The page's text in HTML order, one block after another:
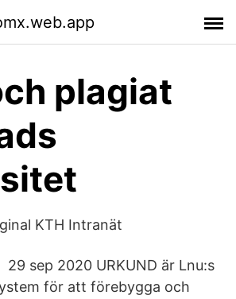
plagiat
KTH Intranät
29 sep 2020 URKUND är Lnu:s
för att förebygga och